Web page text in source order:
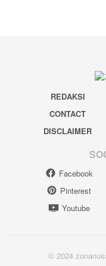
REDAKSI
CONTACT
DISCLAIMER
Facebook
Pinterest
Youtube
© 2024